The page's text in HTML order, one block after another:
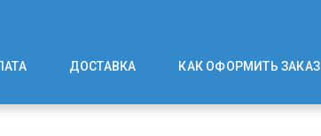
ДОСТАВКА КАК ОФОРМИТЬ ЗАКАЗ